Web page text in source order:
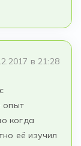
в 21:28
опыт
когда
её изучил